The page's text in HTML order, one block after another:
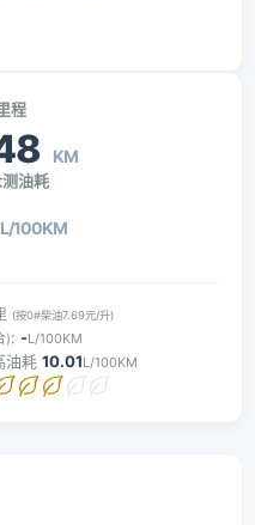
程
KM
油耗
L/100KM
(按0#柴油7.69元/升)
): -L/100KM
油耗 10.01L/100KM